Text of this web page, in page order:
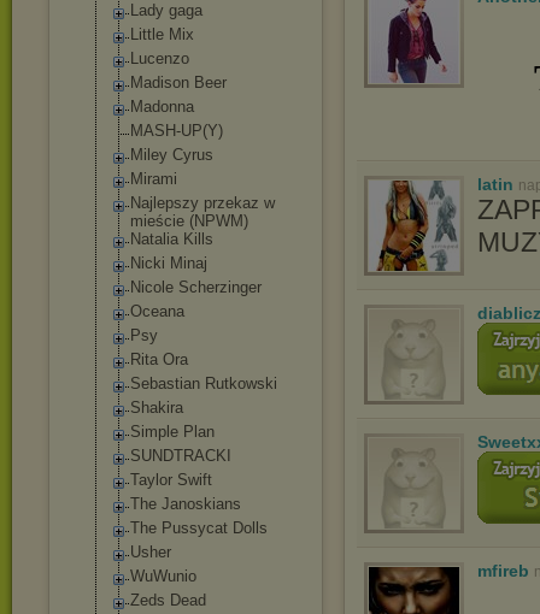
Lady gaga
Little Mix
Lucenzo
Madison Beer
Madonna
MASH-UP(Y)
Miley Cyrus
Mirami
Najlepszy przekaz w
mieście (NPWM)
Natalia Kills
Nicki Minaj
Nicole Scherzinger
Oceana
Psy
Rita Ora
Sebastian Rutkowski
Shakira
Simple Plan
SUNDTRACKI
Taylor Swift
The Janoskians
The Pussycat Dolls
Usher
WuWunio
Zeds Dead
latin
mfireb